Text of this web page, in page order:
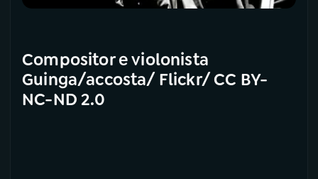
Compositor e violonista
Guinga/accosta/ Flickr/ CC BY-
NC-ND 2.0